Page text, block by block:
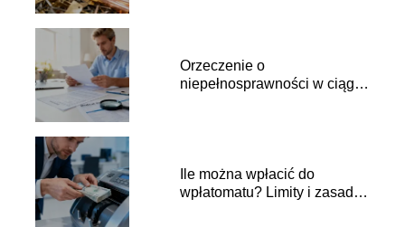
Orzeczenie o
niepełnosprawności w ciągu
Ile można wpłacić do
wpłatomatu? Limity i zasady